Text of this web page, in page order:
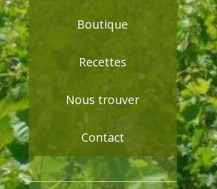
Boutique
Recettes
Nous trouver
Contact